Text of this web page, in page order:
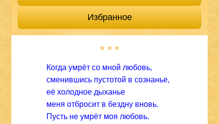
Избранное
* * *
Когда умрёт со мной любовь,
сменившись пустотой в сознанье,
её холодное дыханье
меня отбросит в бездну вновь.
Пусть не умрёт моя любовь.